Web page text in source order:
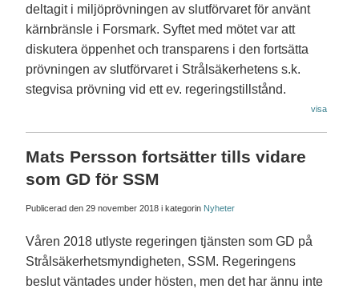
deltagit i miljöprövningen av slutförvaret för använt
kärnbränsle i Forsmark. Syftet med mötet var att
diskutera öppenhet och transparens i den fortsätta
prövningen av slutförvaret i Strålsäkerhetens s.k.
stegvisa prövning vid ett ev. regeringstillstånd.
visa
Mats Persson fortsätter tills vidare
som GD för SSM
Publicerad den 29 november 2018 i kategorin Nyheter
Våren 2018 utlyste regeringen tjänsten som GD på
Strålsäkerhetsmyndigheten, SSM. Regeringens
beslut väntades under hösten, men det har ännu inte